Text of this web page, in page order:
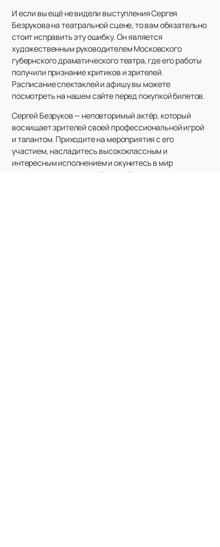
И если вы ещё не видели выступления Сергея
Безрукова на театральной сцене, то вам обязательно
стоит исправить эту ошибку. Он является
художественным руководителем Московского
губернского драматического театра, где его работы
получили признание критиков и зрителей.
Расписание спектаклей и афишу вы можете
посмотреть на нашем сайте перед покупкой билетов.
Сергей Безруков — неповторимый актёр, который
восхищает зрителей своей профессиональной игрой
и талантом. Приходите на мероприятия с его
участием, насладитесь высококлассным и
интересным исполнением и окунитесь в мир
Купить билеты